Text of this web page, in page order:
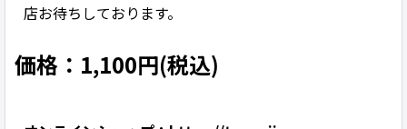
店お待ちしております。
価格：1,100円(税込)